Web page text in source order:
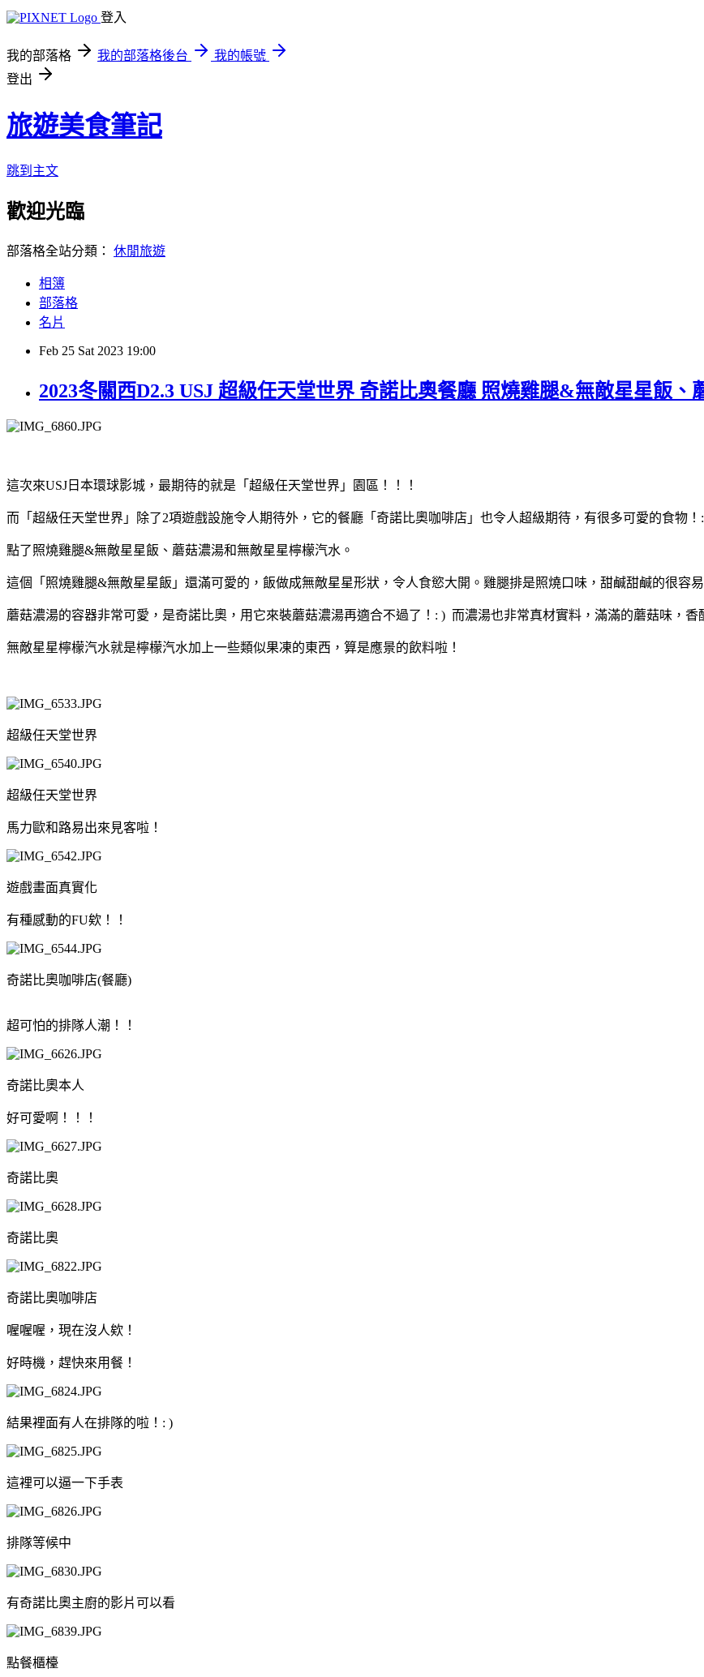
登入
我的部落格 我的部落格後台
我的帳號
登出
旅遊美食筆記
跳到主文
歡迎光臨
部落格全站分類： 休閒旅遊
相簿
部落格
名片
Feb 25 Sat 2023 19:00
2023冬關西D2.3 USJ 超級任天堂世界 奇諾比奧餐廳 照燒雞腿&無敵星星飯
這次來USJ日本環球影城，最期待的就是「超級任天堂世界」園區！！！
而「超級任天堂世界」除了2項遊戲設施令人期待外，它的餐廳「奇諾比奧咖啡店」也令人超級期待，有很多可愛的食物！
點了照燒雞腿&無敵星星飯、蘑菇濃湯和無敵星星檸檬汽水。
這個「照燒雞腿&無敵星星飯」還滿可愛的，飯做成無敵星星形狀，令人食慾大開。雞腿排是照燒口味，甜鹹甜鹹的很容
蘑菇濃湯的容器非常可愛，是奇諾比奧，用它來裝蘑菇濃湯再適合不過了！: ) 而濃湯也非常真材實料，滿滿的蘑菇味，香
無敵星星檸檬汽水就是檸檬汽水加上一些類似果凍的東西，算是應景的飲料啦！
超級任天堂世界
超級任天堂世界
馬力歐和路易出來見客啦！
遊戲畫面真實化
有種感動的FU欸！！
奇諾比奧咖啡店(餐廳)
超可怕的排隊人潮！！
奇諾比奧本人
好可愛啊！！！
奇諾比奧
奇諾比奧
奇諾比奧咖啡店
喔喔喔，現在沒人欸！
好時機，趕快來用餐！
結果裡面有人在排隊的啦！: )
這裡可以逼一下手表
排隊等候中
有奇諾比奧主廚的影片可以看
點餐櫃檯